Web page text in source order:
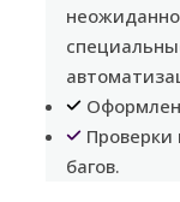
багов.